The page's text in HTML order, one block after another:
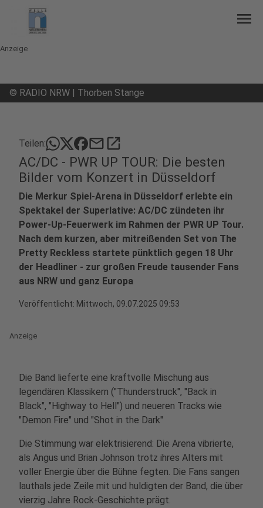
menu
Anzeige
© RADIO NRW | Thorben Stange
Teilen: mailopen_in_new
AC/DC - PWR UP TOUR: Die besten
Bilder vom Konzert in Düsseldorf
Die Merkur Spiel-Arena in Düsseldorf erlebte ein
Spektakel der Superlative: AC/DC zündeten ihr
Power‑Up-Feuerwerk im Rahmen der PWR UP Tour.
Nach dem kurzen, aber mitreißenden Set von The
Pretty Reckless startete pünktlich gegen 18 Uhr
der Headliner - zur großen Freude tausender Fans
aus NRW und ganz Europa
Veröffentlicht: Mittwoch, 09.07.2025 09:53
Anzeige
Die Band lieferte eine kraftvolle Mischung aus
legendären Klassikern ("Thunderstruck", "Back in
Black", "Highway to Hell") und neueren Tracks wie
"Demon Fire" und "Shot in the Dark"
Die Stimmung war elektrisierend: Die Arena vibrierte,
als Angus und Brian Johnson trotz ihres Alters mit
voller Energie über die Bühne fegten. Die Fans sangen
lauthals jede Zeile mit und huldigten der Band, die über
vierzig Jahre Rock-Geschichte prägt.